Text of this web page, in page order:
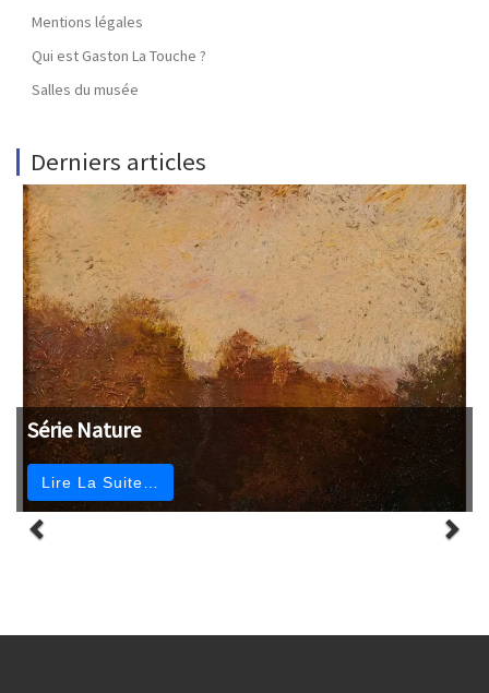
Mentions légales
Qui est Gaston La Touche ?
Salles du musée
Derniers articles
Série Nature
Lire La Suite…